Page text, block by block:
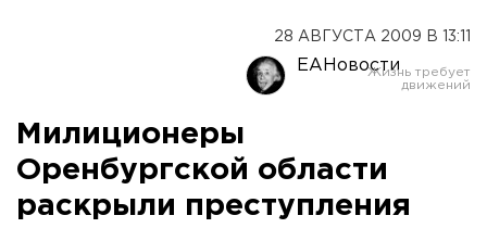
28 АВГУСТА 2009 В 13:11
ЕАНовости
Милиционеры
Оренбургской области
раскрыли преступления